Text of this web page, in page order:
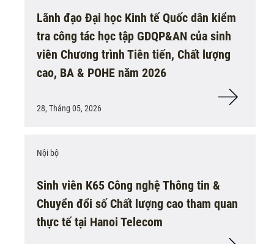
Lãnh đạo Đại học Kinh tế Quốc dân kiểm
tra công tác học tập GDQP&AN của sinh
viên Chương trình Tiên tiến, Chất lượng
cao, BA & POHE năm 2026
28, Tháng 05, 2026
Nội bộ
Sinh viên K65 Công nghệ Thông tin &
Chuyển đổi số Chất lượng cao tham quan
thực tế tại Hanoi Telecom